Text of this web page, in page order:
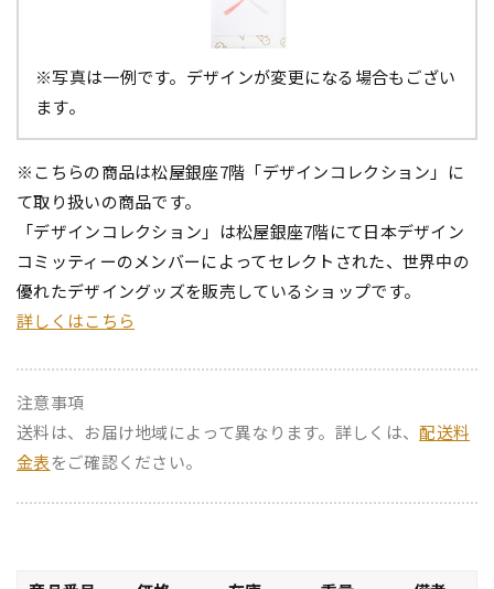
※写真は一例です。デザインが変更になる場合もござい
ます。
※こちらの商品は松屋銀座7階「デザインコレクション」に
て取り扱いの商品です。
「デザインコレクション」は松屋銀座7階にて日本デザイン
コミッティーのメンバーによってセレクトされた、世界中の
優れたデザイングッズを販売しているショップです。
詳しくはこちら
注意事項
送料は、お届け地域によって異なります。詳しくは、配送料
金表をご確認ください。